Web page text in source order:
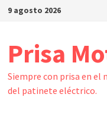
Saltar
9 agosto 2026
Prisa
Siempre con prisa en
del patinete eléctrico.